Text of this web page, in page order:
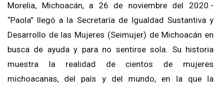
Morelia, Michoacán, a 26 de noviembre del 2020.-
“Paola” llegó a la Secretaría de Igualdad Sustantiva y
Desarrollo de las Mujeres (Seimujer) de Michoacán en
busca de ayuda y para no sentirse sola. Su historia
muestra la realidad de cientos de mujeres
michoacanas, del país y del mundo, en la que la